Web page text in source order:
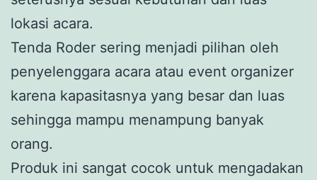
lokasi acara.
Tenda Roder sering menjadi pilihan oleh
penyelenggara acara atau event organizer
karena kapasitasnya yang besar dan luas
sehingga mampu menampung banyak
orang.
Produk ini sangat cocok untuk mengadakan